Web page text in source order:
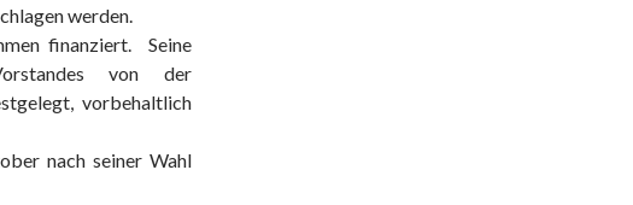
werden.
finanziert. Seine
von der
vorbehaltlich
nach seiner Wahl